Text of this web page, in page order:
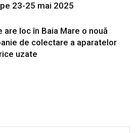
23-25 mai 2025
are loc în Baia Mare o nouă
de colectare a aparatelor
uzate